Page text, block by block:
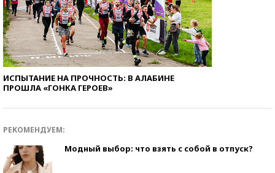
ИСПЫТАНИЕ НА ПРОЧНОСТЬ: В АЛАБИНЕ
ПРОШЛА «ГОНКА ГЕРОЕВ»
РЕКОМЕНДУЕМ:
Модный выбор: что взять с собой в отпуск?